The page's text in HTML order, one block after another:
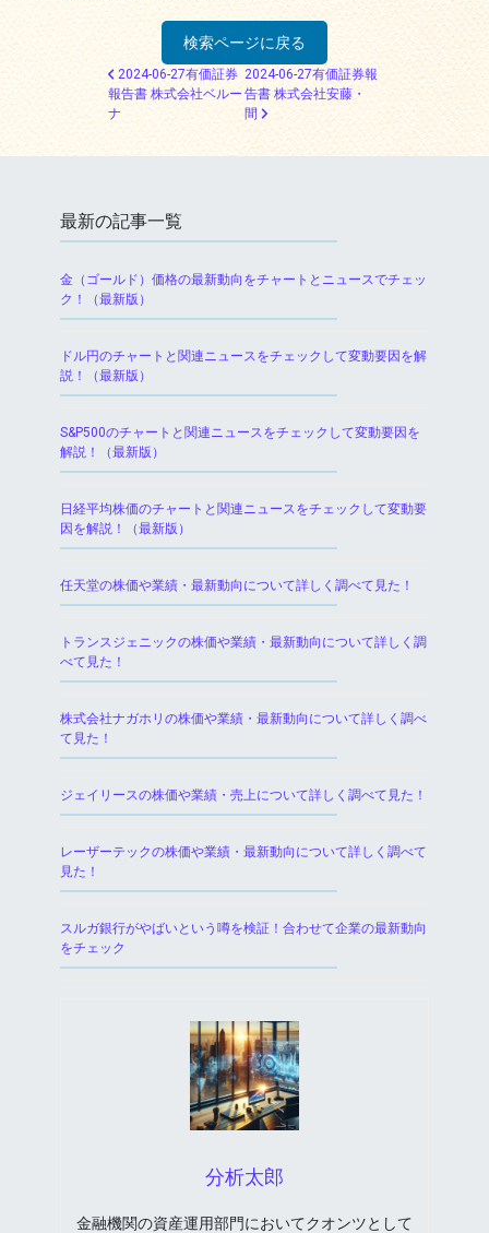
検索ページに戻る
投稿ナビゲーション
2024-06-27有価証券
報告書 株式会社ベルー
ナ
2024-06-27有価証券報
告書 株式会社安藤・
間
最新の記事一覧
金（ゴールド）価格の最新動向をチャートとニュースでチェッ
ク！（最新版）
ドル円のチャートと関連ニュースをチェックして変動要因を解
説！（最新版）
S&P500のチャートと関連ニュースをチェックして変動要因を
解説！（最新版）
日経平均株価のチャートと関連ニュースをチェックして変動要
因を解説！（最新版）
任天堂の株価や業績・最新動向について詳しく調べて見た！
トランスジェニックの株価や業績・最新動向について詳しく調
べて見た！
株式会社ナガホリの株価や業績・最新動向について詳しく調べ
て見た！
ジェイリースの株価や業績・売上について詳しく調べて見た！
レーザーテックの株価や業績・最新動向について詳しく調べて
見た！
スルガ銀行がやばいという噂を検証！合わせて企業の最新動向
をチェック
分析太郎
金融機関の資産運用部門においてクオンツとして